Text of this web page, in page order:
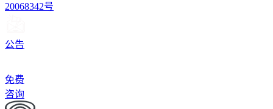
20068342号
公告
免费
咨询